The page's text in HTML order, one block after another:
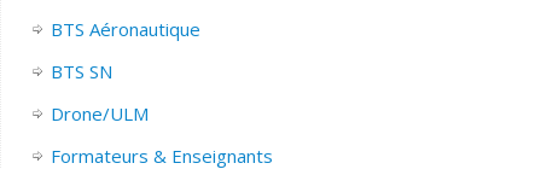
BTS Aéronautique
BTS SN
Drone/ULM
Formateurs & Enseignants